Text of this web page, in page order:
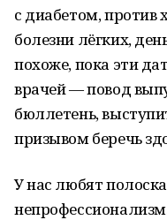
с диабетом, против
болезни лёгких,
похоже, пока эти
врачей — повод
бюллетень,
призывом беречь
У нас любят